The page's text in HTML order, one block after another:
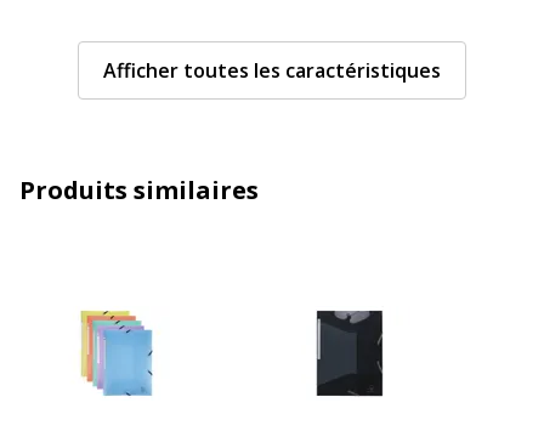
Caractéristiques techniques
Caractéristiques techniques
Couleur
Assortiment de couleurs
Epaisseur du matériau 400 µm
Afficher toutes les caractéristiques
Produits similaires